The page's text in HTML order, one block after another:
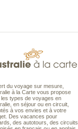
du voyage sur mesure,
à la Carte vous propose
les types de voyages en
en séjour ou en circuit,
à vos envies et à votre
Des vacances pour
des autotours, des circuits